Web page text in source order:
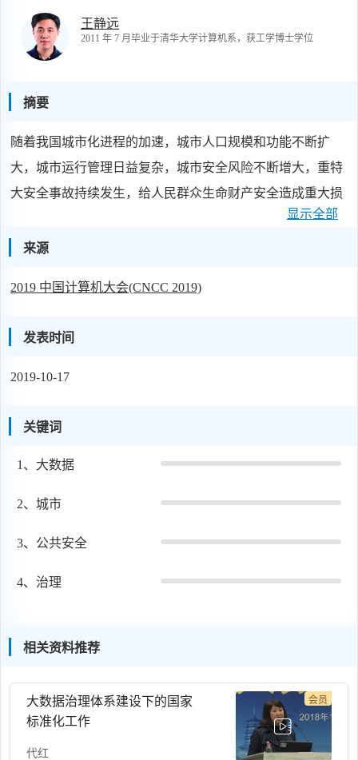
王静远
2011 年 7 月毕业于清华大学计算机系，获工学博士学位
摘要
随着我国城市化进程的加速，城市人口规模和功能不断扩
大，城市运行管理日益复杂，城市安全风险不断增大，重特
大安全事故持续发生，给人民群众生命财产安全造成重大损
失，也暴露出我国城市安全管理在技术和能力上存在的不
足。本报告将通过城市危险品管理、城市流行病防控、普惠
研究成果。
显示全部
来源
2019 中国计算机大会(CNCC 2019)
发表时间
2019-10-17
关键词
1、 大数据
2、 城市
3、 公共安全
4、 治理
相关资料推荐
大数据治理体系建设下的国家
标准化工作
代红
会员